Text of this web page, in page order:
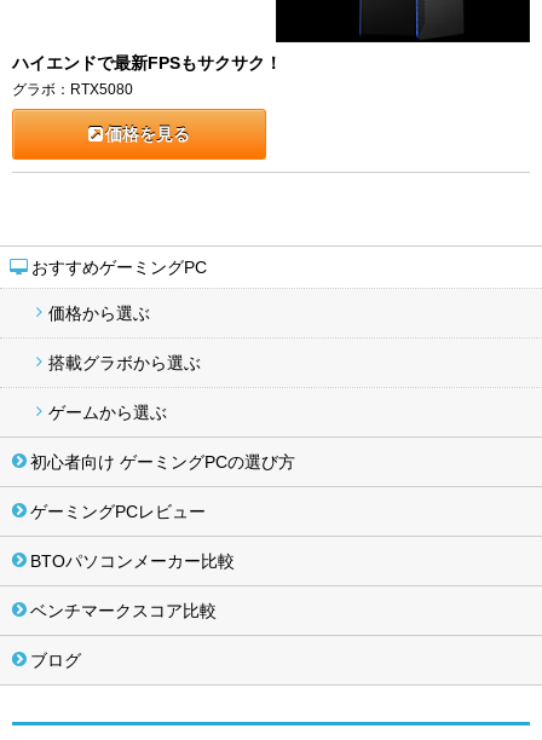
おすすめゲーミングPC
価格から選ぶ
搭載グラボから選ぶ
ゲームから選ぶ
初心者向け ゲーミングPCの選び方
ゲーミングPCレビュー
BTOパソコンメーカー比較
ベンチマークスコア比較
ブログ
ハイエンドで最新FPSもサクサク！
グラボ：RTX5080
価格を見る